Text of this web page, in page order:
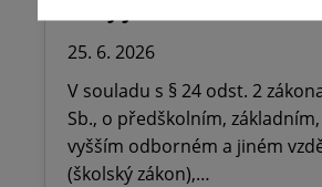
25. 6. 2026
V souladu s § 24 odst. 2
Sb., o předškolním,
vyšším odborném a jiném
(školský zákon),…